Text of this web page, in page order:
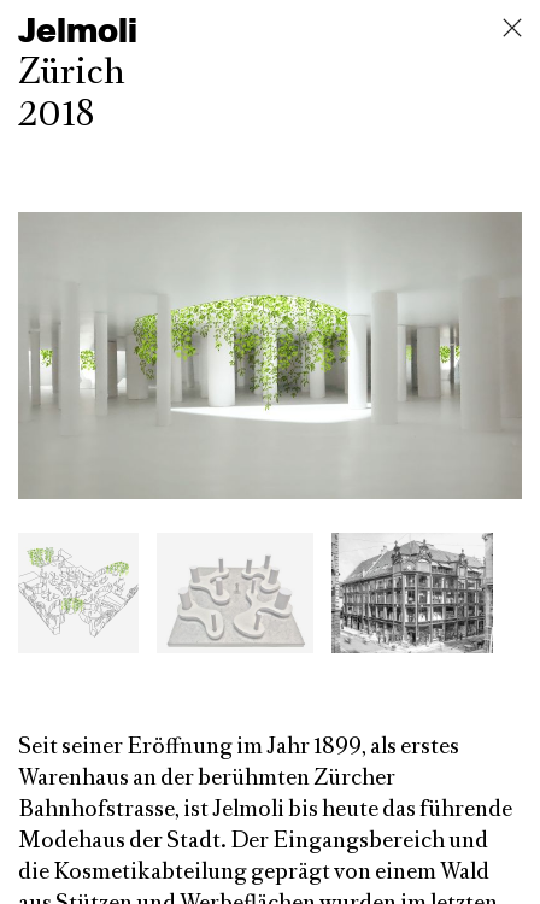
Jelmoli
Zürich
2018
Seit seiner Eröffnung im Jahr 1899, als erstes
Warenhaus an der berühmten Zürcher
Bahnhofstrasse, ist Jelmoli bis heute das führende
Modehaus der Stadt. Der Eingangsbereich und
die Kosmetikabteilung geprägt von einem Wald